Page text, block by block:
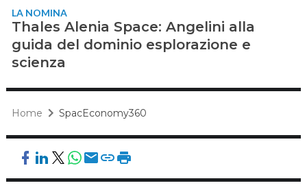
LA NOMINA
Thales Alenia Space: Angelini alla
guida del dominio esplorazione e
scienza
Home SpacEconomy360